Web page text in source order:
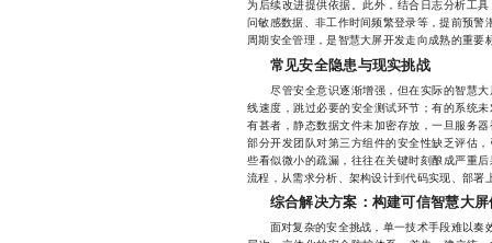
为后续改进提供依据。此外，结合日志分析工
问敏感数据、非工作时间频繁登录等，提前预警
周期安全管理，是智慧大屏开发走向成熟的重要
常见安全隐患与现实挑战
尽管安全意识逐渐增强，但在实际的智慧大
线速度，跳过必要的安全测试环节；有的系统
有甚者，静态数据文件未加密存放，一旦服务
部分开发团队对第三方组件的安全性缺乏评估
些看似微小的疏漏，往往在关键时刻酿成严重
流程，从需求分析、架构设计到代码实现、部署
综合解决方案：构建可信智慧大屏
面对复杂的安全挑战，单一技术手段难以奏